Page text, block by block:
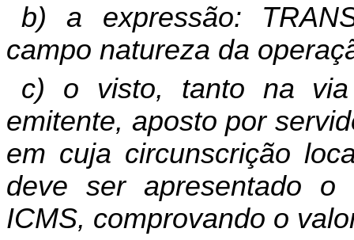
b) a expressão:
campo natureza da
c) o visto, tanto na
emitente, aposto por
em cuja circunscrição
deve ser apresentado
ICMS, comprovando o